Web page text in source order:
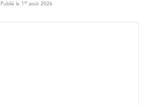
Publié le 1 er août 2026